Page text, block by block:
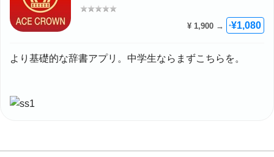
¥ 1,900 → +¥1,080
より基礎的な辞書アプリ。中学生ならまずこちらを。